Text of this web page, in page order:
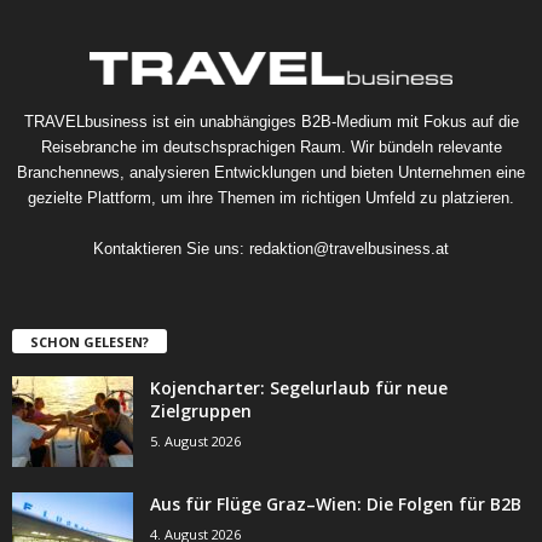
TRAVELbusiness ist ein unabhängiges B2B-Medium mit Fokus auf die
Reisebranche im deutschsprachigen Raum. Wir bündeln relevante
Branchennews, analysieren Entwicklungen und bieten Unternehmen eine
gezielte Plattform, um ihre Themen im richtigen Umfeld zu platzieren.
Kontaktieren Sie uns: redaktion@travelbusiness.at
SCHON GELESEN?
Kojencharter: Segelurlaub für neue
Zielgruppen
5. August 2026
Aus für Flüge Graz–Wien: Die Folgen für B2B
4. August 2026